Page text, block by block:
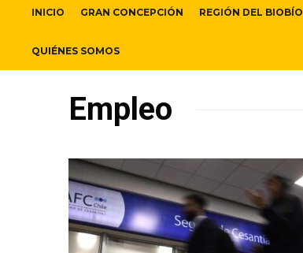
INICIO GRAN CONCEPCIÓN REGIÓN DEL BIOBÍO
QUIÉNES SOMOS
Empleo